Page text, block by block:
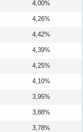
4,00%
4,26%
4,42%
4,39%
4,25%
4,10%
3,95%
3,88%
3,78%